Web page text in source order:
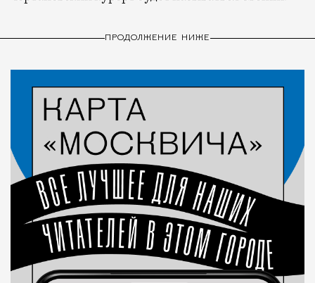
ПРОДОЛЖЕНИЕ НИЖЕ